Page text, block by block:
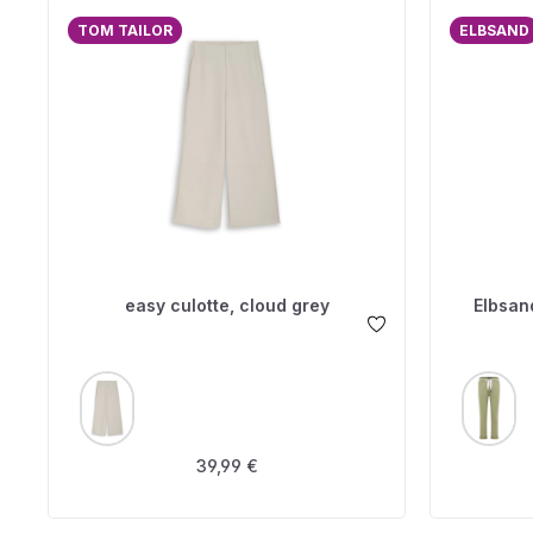
TOM TAILOR
easy culotte, cloud grey
FARBE
Regulärer Preis:
39,99 €
ELBSAND
FARBE